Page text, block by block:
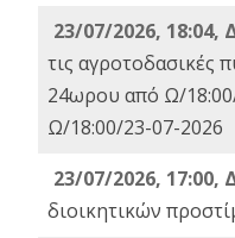
23/07/2026, 18:04,
τις αγροτοδασικές
24ωρου από Ω/
Ω/18:00/23-07-2026
23/07/2026, 17:00,
διοικητικών